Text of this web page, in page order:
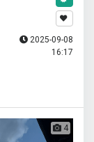
2025-09-08
16:17
4